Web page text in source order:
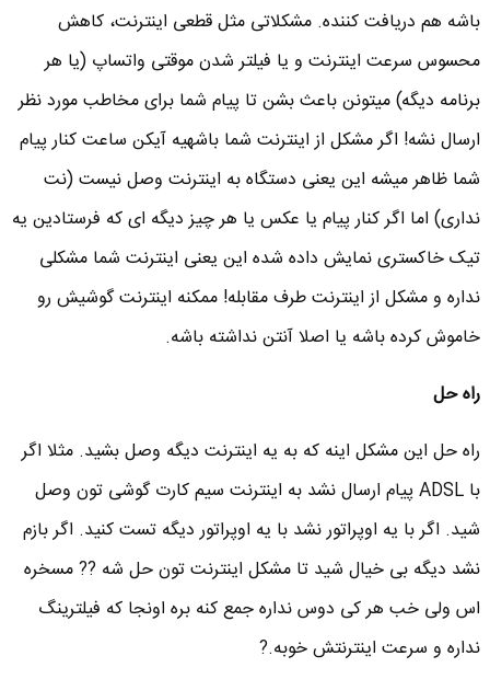
باشه هم دریافت کننده. مشکلاتی مثل قطعی اینترنت، کاهش
محسوس سرعت اینترنت و یا فیلتر شدن موقتی واتساپ (یا هر
برنامه دیگه) میتونن باعث بشن تا پیام شما برای مخاطب مورد نظر
ارسال نشه! اگر مشکل از اینترنت شما باشهیه آیکن ساعت کنار پیام
شما ظاهر میشه این یعنی دستگاه به اینترنت وصل نیست (نت
نداری) اما اگر کنار پیام یا عکس یا هر چیز دیگه ای که فرستادین یه
تیک خاکستری نمایش داده شده این یعنی اینترنت شما مشکلی
نداره و مشکل از اینترنت طرف مقابله! ممکنه اینترنت گوشیش رو
خاموش کرده باشه یا اصلا آنتن نداشته باشه.
راه حل
راه حل این مشکل اینه که به یه اینترنت دیگه وصل بشید. مثلا اگر
با ADSL پیام ارسال نشد به اینترنت سیم کارت گوشی تون وصل
شید. اگر با یه اوپراتور نشد با یه اوپراتور دیگه تست کنید. اگر بازم
نشد دیگه بی خیال شید تا مشکل اینترنت تون حل شه ?? مسخره
اس ولی خب هر کی دوس نداره جمع کنه بره اونجا که فیلترینگ
نداره و سرعت اینترنتش خوبه.?